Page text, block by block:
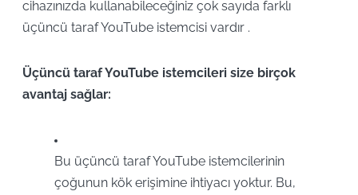
cihazınızda kullanabileceğiniz çok sayıda farklı
üçüncü taraf YouTube istemcisi vardır .
Üçüncü taraf YouTube istemcileri size birçok
avantaj sağlar:
Bu üçüncü taraf YouTube istemcilerinin
çoğunun kök erişimine ihtiyacı yoktur. Bu,